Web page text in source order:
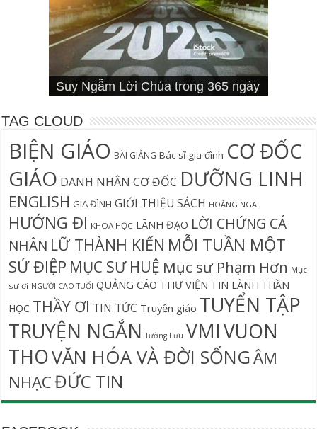
Suy Ngẫm Lời Chúa trong 365 ngày
Đối diện lương tâm
Thần học thay thế
Cơn Đại Nạn Và Hội Thánh (bản
hiệu đính)
Suy Ngẫm Lời Chúa 365 Ngày
Hội Thánh sẽ trải qua cơn đại nạn?
Câu Cá Và Đánh Lưới Người
4 Signs You Aren’t Walking In Your
Calling
Thiên Lộ Lịch Trình
Suy Ngẫm Tân Ước Với Warren W.
Wiersbe
TAG CLOUD
BIỆN GIÁO BÀI GIẢNG Bác sĩ gia đình CƠ ĐỐC
GIÁO DANH NHÂN CƠ ĐỐC DƯỠNG LINH
ENGLISH GIA ĐÌNH GIỚI THIỆU SÁCH HOÀNG NGA
HƯỚNG ĐI KHOA HỌC LÃNH ĐẠO LỜI CHỨNG CÁ
NHÂN LỮ THÀNH KIẾN MỖI TUẦN MỘT
SỨ ĐIỆP MỤC SƯ HUỆ Mục sư Phạm Hơn Mục
sư ơi NGƯỜI CAO TUỔI QUẢNG CÁO THƯ VIỆN TIN LÀNH THẦN
HỌC THẦY ƠI TIN TỨC Truyền giáo TUYỂN TẬP
TRUYỆN NGẮN Tường Lưu VMIVUON
THOVĂN HÓA VÀ ĐỜI SỐNGÂM
NHẠCĐỨC TIN